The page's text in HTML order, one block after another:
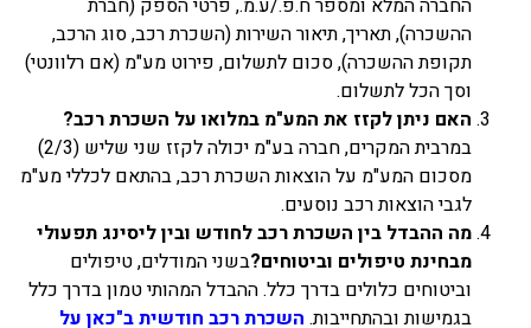
החברה המלא ומספר ח.פ./ע.מ., פרטי הספק (חברת
ההשכרה), תאריך, תיאור השירות (השכרת רכב, סוג הרכב,
תקופת ההשכרה), סכום לתשלום, פירוט מע"מ (אם רלוונטי)
וסך הכל לתשלום.
האם ניתן לקזז את המע"מ במלואו על השכרת רכב?
במרבית המקרים, חברה בע"מ יכולה לקזז שני שליש (2/3)
מסכום המע"מ על הוצאות השכרת רכב, בהתאם לכללי מע"מ
לגבי הוצאות רכב נוסעים.
מה ההבדל בין השכרת רכב לחודש ובין ליסינג תפעולי
מבחינת טיפולים וביטוחים?בשני המודלים, טיפולים
וביטוחים כלולים בדרך כלל. ההבדל המהותי טמון בדרך כלל
בגמישות ובהתחייבות. השכרת רכב חודשית ב"כאן על